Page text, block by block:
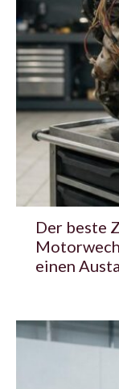
Der beste
einen